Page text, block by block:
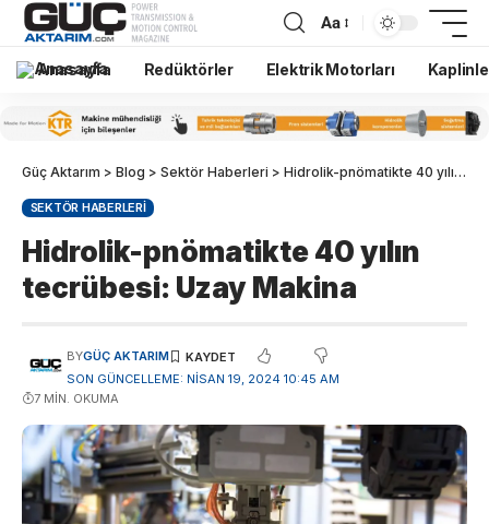
Aa
Anasayfa Redüktörler Elektrik Motorları
Güç Aktarım > Blog > Sektör Haberleri > Hidrolik-pnömatikte 40 yılın tecrübesi: Uzay Makina
SEKTÖR HABERLERI
Hidrolik-pnömatikte 40 yılın
tecrübesi: Uzay Makina
SON GÜNCELLEME: NISAN 19, 2024 10:45 AM
BYGÜÇ AKTARIM
7 MIN. OKUMA